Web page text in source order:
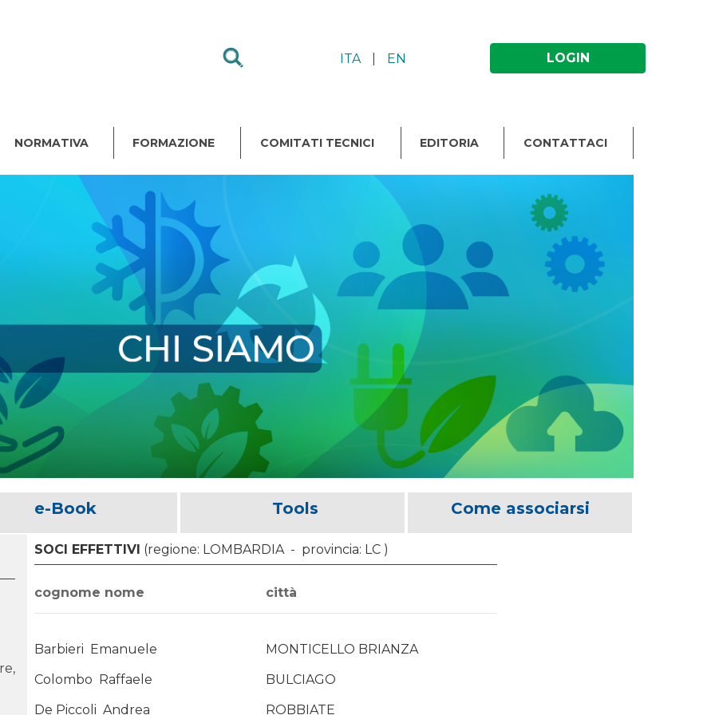
ITA EN LOGIN
NORMATIVA FORMAZIONE COMITATI TECNICI EDITORIA CONTATTACI
e-Book Tools Come associarsi
SOCI EFFETTIVI (regione: LOMBARDIA - provincia: LC )
cognome nome città
Barbieri Emanuele
MONTICELLO BRIANZA
Colombo Raffaele
BULCIAGO
De Piccoli Andrea ROBBIATE